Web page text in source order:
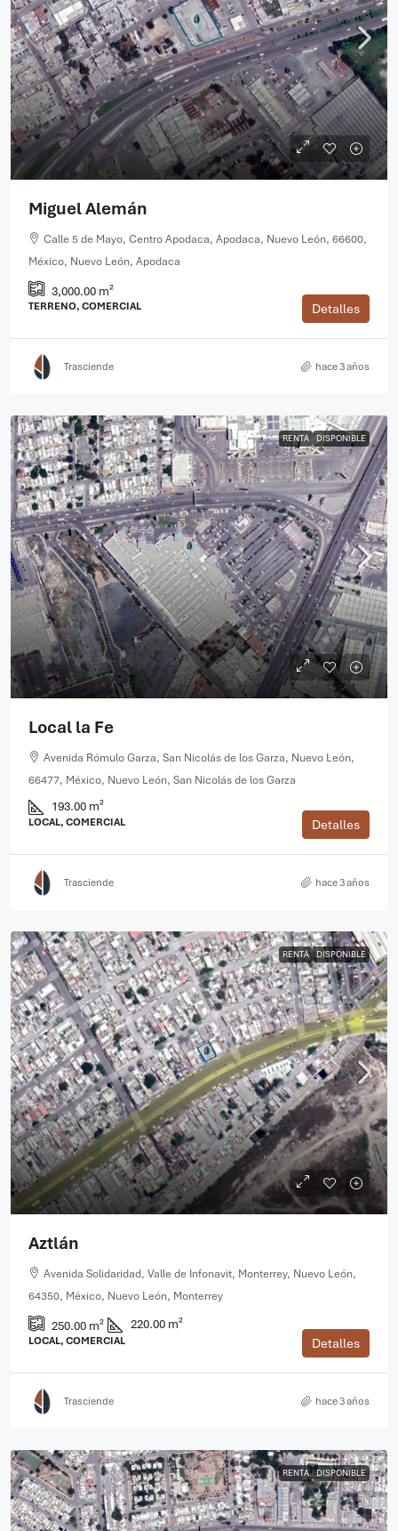
Miguel Alemán
Calle 5 de Mayo, Centro Apodaca, Apodaca, Nuevo León, 66600,
México, Nuevo León, Apodaca
3,000.00 m²
TERRENO, COMERCIAL Detalles
Trasciende hace 3 años
RENTA DISPONIBLE
Local la Fe
Avenida Rómulo Garza, San Nicolás de los Garza, Nuevo León,
66477, México, Nuevo León, San Nicolás de los Garza
193.00 m²
LOCAL, COMERCIAL Detalles
Trasciende hace 3 años
RENTA DISPONIBLE
Aztlán
Avenida Solidaridad, Valle de Infonavit, Monterrey, Nuevo León,
64350, México, Nuevo León, Monterrey
250.00 m² 220.00 m²
LOCAL, COMERCIAL Detalles
Trasciende hace 3 años
RENTA DISPONIBLE